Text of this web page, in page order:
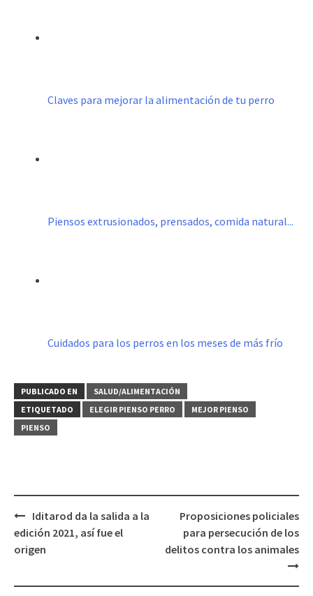
Claves para mejorar la alimentación de tu perro
Piensos extrusionados, prensados, comida natural...
Cuidados para los perros en los meses de más frío
PUBLICADO EN
SALUD/ALIMENTACIÓN
ETIQUETADO
ELEGIR PIENSO PERRO
MEJOR PIENSO
PIENSO
Navegación
de
entradas
Iditarod da la salida a la
edición 2021, así fue el
origen
Proposiciones policiales
para persecución de los
delitos contra los animales